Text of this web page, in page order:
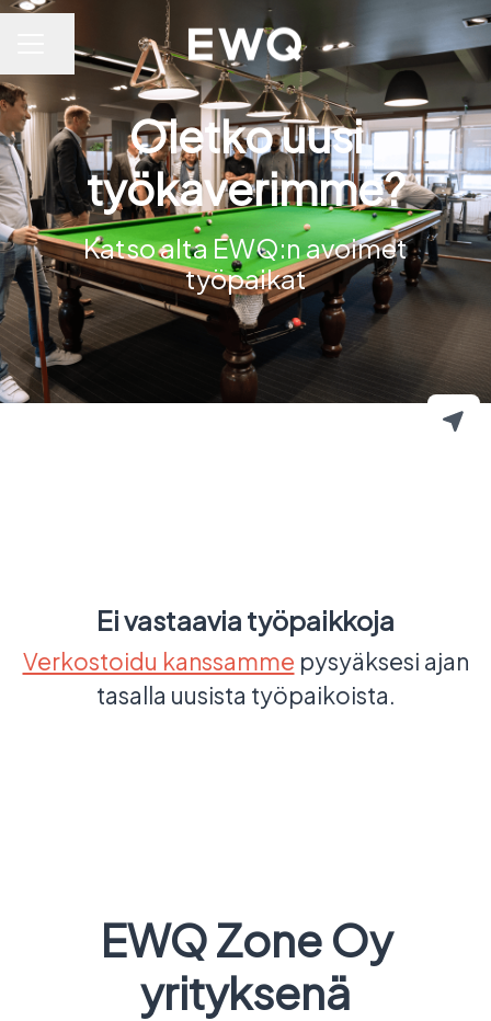
URAVALIKKO
Jaa sivu
Oletko uusi
työkaverimme?
Katso alta EWQ:n avoimet
työpaikat
Ei vastaavia työpaikkoja
Verkostoidu kanssamme pysyäksesi ajan
tasalla uusista työpaikoista.
EWQ Zone Oy
yrityksenä